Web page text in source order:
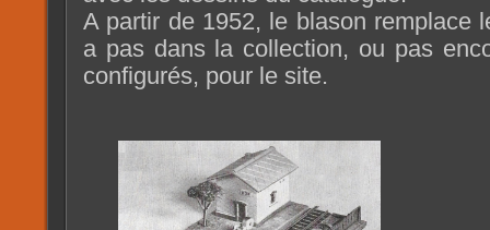
A partir de 1952, le blason remplace
a pas dans la collection, ou pas
configurés, pour le site.